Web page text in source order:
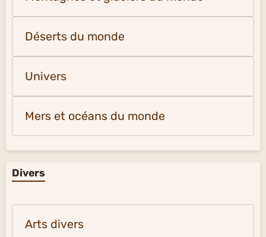
Vidéos ou photos nature et univers
Animaux
Montagnes et glaciers du monde
Déserts du monde